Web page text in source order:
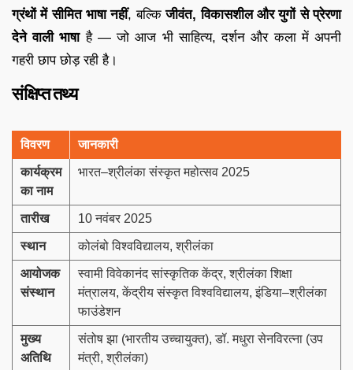
ग्रंथों में सीमित भाषा नहीं, बल्किजीवंत, विकासशील और युगों से प्रेरणा
देने वाली भाषाहै — जो आज भी साहित्य, दर्शन और कला में अपनी
गहरी छाप छोड़ रही है।
संक्षिप्त तथ्य
विवरण जानकारी
कार्यक्रम
का नाम
भारत–श्रीलंका संस्कृत महोत्सव 2025
तारीख 10 नवंबर 2025
स्थान कोलंबो विश्वविद्यालय, श्रीलंका
आयोजक
संस्थान
स्वामी विवेकानंद सांस्कृतिक केंद्र, श्रीलंका शिक्षा
मंत्रालय, केंद्रीय संस्कृत विश्वविद्यालय, इंडिया–श्रीलंका
फाउंडेशन
मुख्य
अतिथि
संतोष झा (भारतीय उच्चायुक्त), डॉ. मधुरा सेनविरत्ना (उप
मंत्री, श्रीलंका)